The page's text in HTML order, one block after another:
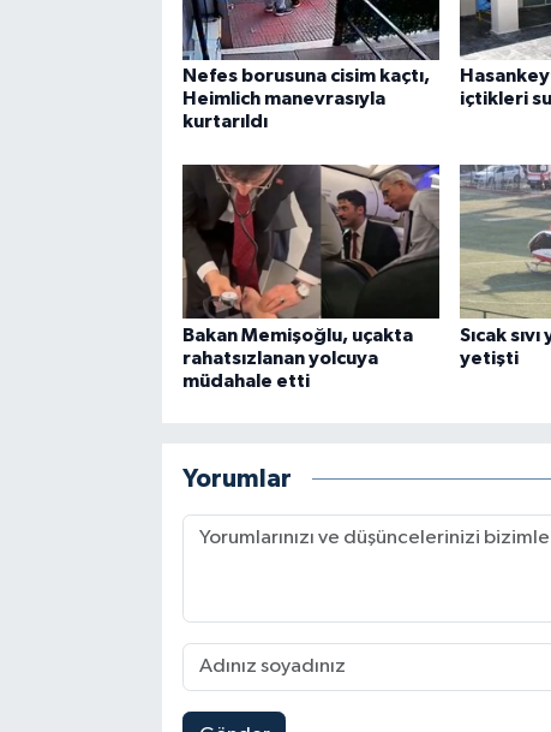
Nefes borusuna cisim kaçtı,
Heimlich manevrasıyla
kurtarıldı
içtikleri
Bakan Memişoğlu, uçakta
rahatsızlanan yolcuya
müdahale etti
Sıcak
yetişti
Yorumlar